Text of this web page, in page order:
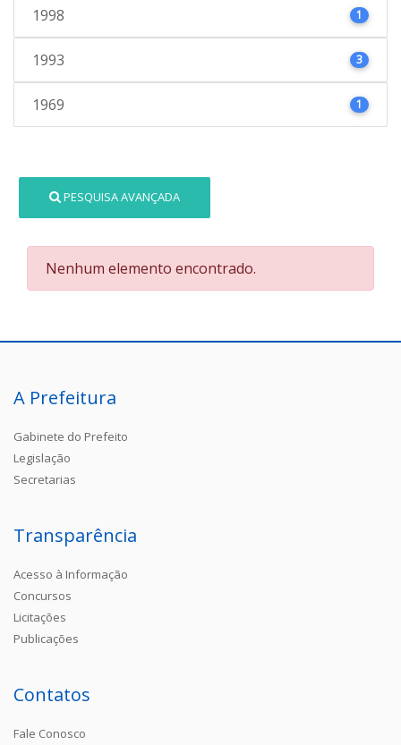
1998 1
1993 3
1969 1
PESQUISA AVANÇADA
Nenhum elemento encontrado.
A Prefeitura
Gabinete do Prefeito
Legislação
Secretarias
Transparência
Acesso à Informação
Concursos
Licitações
Publicações
Contatos
Fale Conosco